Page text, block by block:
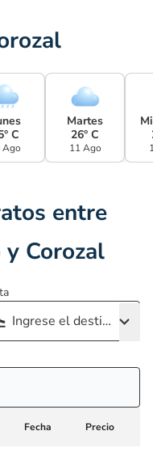
C
Ago
Martes
26° C
11 Ago
entre
Corozal
Fecha Precio